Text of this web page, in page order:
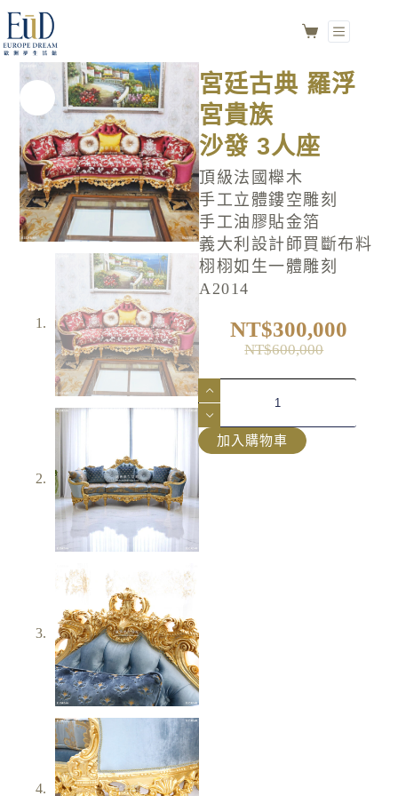
沙發 3人座
宮廷古典 羅浮
宮貴族
沙發 3人座
頂級法國櫸木
手工立體鏤空雕刻
手工油膠貼金箔
義大利設計師買斷布料
栩栩如生一體雕刻
A2014
NT$600,000
NT$300,000
加入購物車